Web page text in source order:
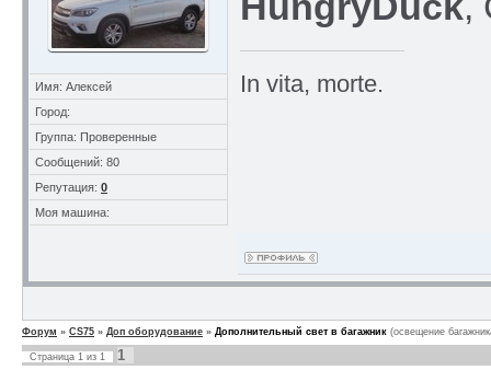
Имя: Алексей
Город:
Группа: Проверенные
Сообщений: 80
Репутация: 0
Моя машина:
In vita, morte.
Форум » CS75 » Доп оборудование » Дополнительный свет в багажник (освещение
Страница 1 из 1 1